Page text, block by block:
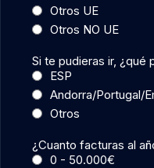
Otros UE
Otros NO UE
Si te pudieras ir, ¿qué
ESP
Andorra/Portugal/
Otros
¿Cuanto facturas al
0 - 50.000€